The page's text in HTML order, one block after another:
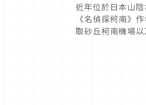
近年位於日本山
《名偵探柯南》
取砂丘柯南機場